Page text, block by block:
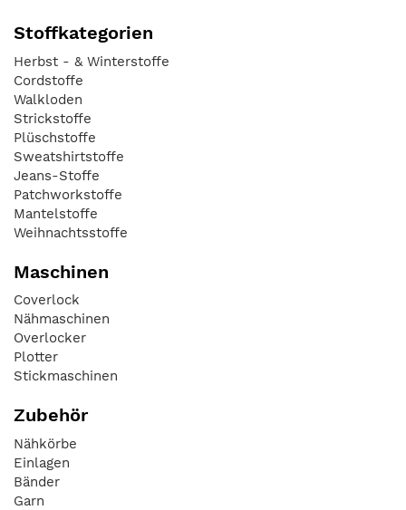
Stoffkategorien
Herbst - & Winterstoffe
Cordstoffe
Walkloden
Strickstoffe
Plüschstoffe
Sweatshirtstoffe
Jeans-Stoffe
Patchworkstoffe
Mantelstoffe
Weihnachtsstoffe
Maschinen
Coverlock
Nähmaschinen
Overlocker
Plotter
Stickmaschinen
Zubehör
Nähkörbe
Einlagen
Bänder
Garn